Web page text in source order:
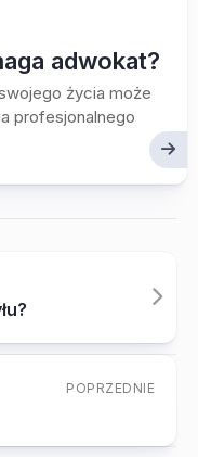
adwokat?
życia może
profesjonalnego
POPRZEDNIE